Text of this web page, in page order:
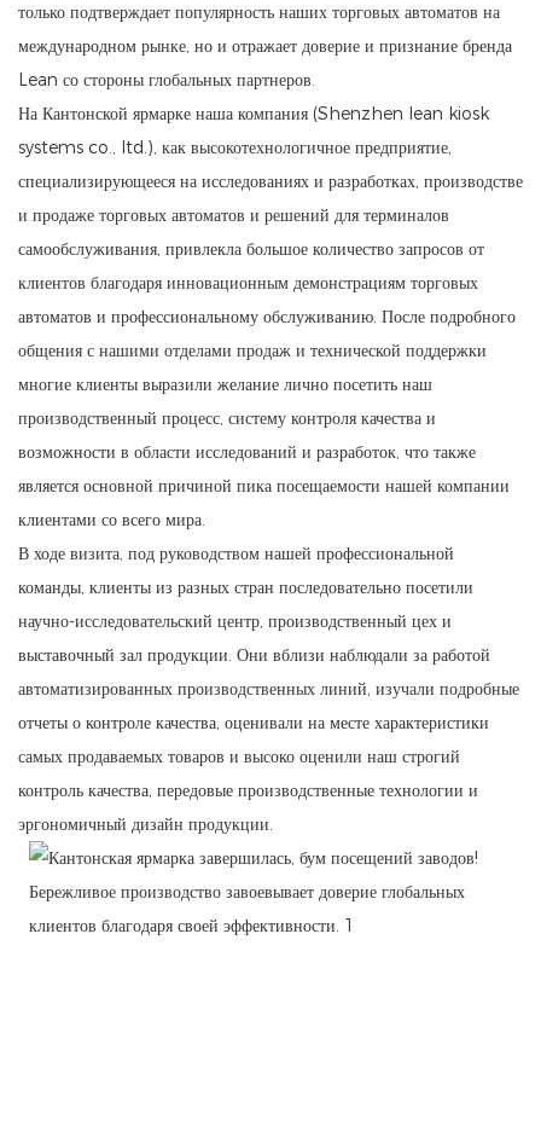
только подтверждает популярность наших торговых автоматов на
международном рынке, но и отражает доверие и признание бренда
Lean со стороны глобальных партнеров.
На Кантонской ярмарке наша компания (Shenzhen lean kiosk
systems co., ltd.), как высокотехнологичное предприятие,
специализирующееся на исследованиях и разработках, производстве
и продаже торговых автоматов и решений для терминалов
самообслуживания, привлекла большое количество запросов от
клиентов благодаря инновационным демонстрациям торговых
автоматов и профессиональному обслуживанию. После подробного
общения с нашими отделами продаж и технической поддержки
многие клиенты выразили желание лично посетить наш
производственный процесс, систему контроля качества и
возможности в области исследований и разработок, что также
является основной причиной пика посещаемости нашей компании
клиентами со всего мира.
В ходе визита, под руководством нашей профессиональной
команды, клиенты из разных стран последовательно посетили
научно-исследовательский центр, производственный цех и
выставочный зал продукции. Они вблизи наблюдали за работой
автоматизированных производственных линий, изучали подробные
отчеты о контроле качества, оценивали на месте характеристики
самых продаваемых товаров и высоко оценили наш строгий
контроль качества, передовые производственные технологии и
эргономичный дизайн продукции.